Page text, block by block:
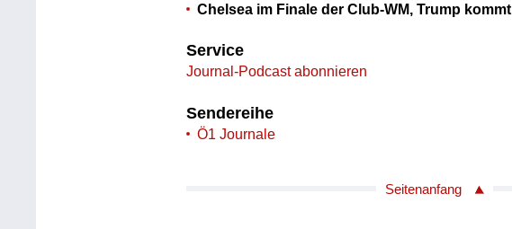
Chelsea im Finale der Club-WM, Trump kommt
Service
Journal-Podcast abonnieren
Sendereihe
Ö1 Journale
Seitenanfang